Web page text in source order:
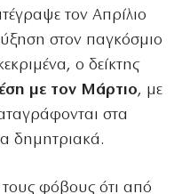
τον Απρίλιο
στον παγκόσμιο
ο δείκτης
με τον Μάρτιο, με
στα
δημητριακά.
τους φόβους ότι από